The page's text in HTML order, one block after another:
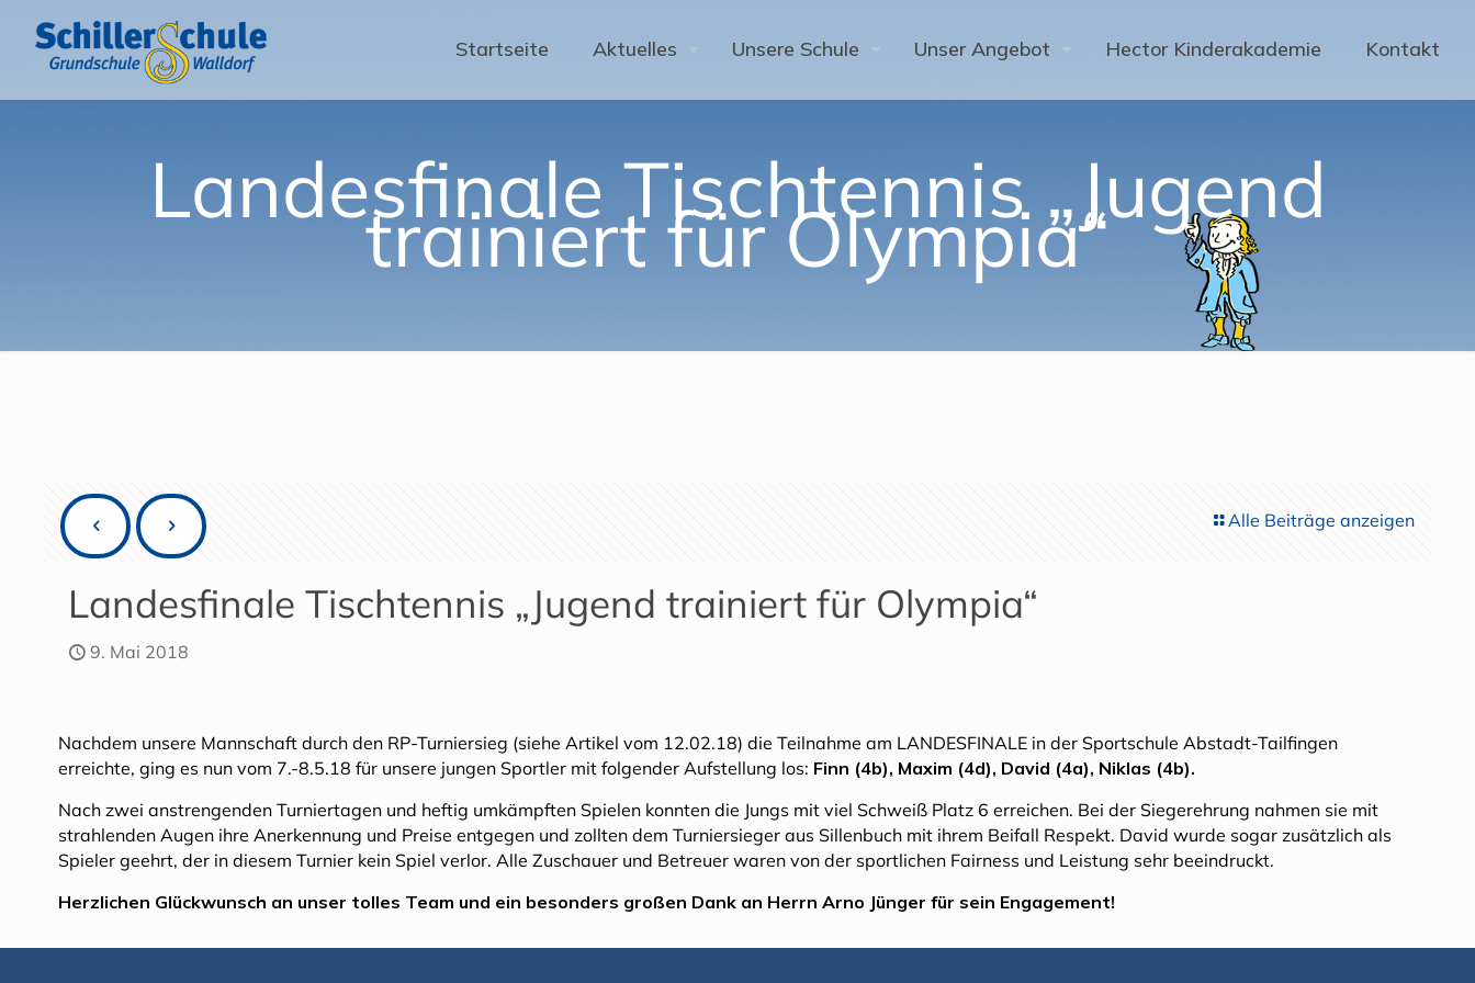
Startseite Aktuelles Unsere Schule Unser Angebot Hector Kinderakademie Kontakt
Landesfinale Tischtennis „Jugend
trainiert für Olympia“
Alle Beiträge anzeigen
Landesfinale Tischtennis „Jugend trainiert für Olympia“
9. Mai 2018
Nachdem unsere Mannschaft durch den RP-Turniersieg (siehe Artikel vom 12.02.18) die Teilnahme am LANDESFINALE in der Sportschule Abstadt-Tailfingen
erreichte, ging es nun vom 7.-8.5.18 für unsere jungen Sportler mit folgender Aufstellung los: Finn (4b), Maxim (4d), David (4a), Niklas (4b).
Nach zwei anstrengenden Turniertagen und heftig umkämpften Spielen konnten die Jungs mit viel Schweiß Platz 6 erreichen. Bei der Siegerehrung nahmen sie mit
strahlenden Augen ihre Anerkennung und Preise entgegen und zollten dem Turniersieger aus Sillenbuch mit ihrem Beifall Respekt. David wurde sogar zusätzlich als
Spieler geehrt, der in diesem Turnier kein Spiel verlor. Alle Zuschauer und Betreuer waren von der sportlichen Fairness und Leistung sehr beeindruckt.
Herzlichen Glückwunsch an unser tolles Team und ein besonders großen Dank an Herrn Arno Jünger für sein Engagement!